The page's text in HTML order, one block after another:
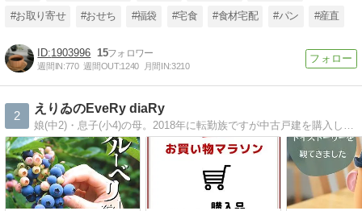
#お取り寄せ #おせち #福袋 #宅食 #食材宅配 #パン #産直
1903996 15
週間IN:770 週間OUT:1240 月間IN:3210
2
えりゐのEveRy diaRy
娘(中2)・息子(小4)の母。2018年に転勤族ですが中古戸建を購入しました。家の事・子育ての事・お買い物の事・こどもごはんの記録を書いてます。